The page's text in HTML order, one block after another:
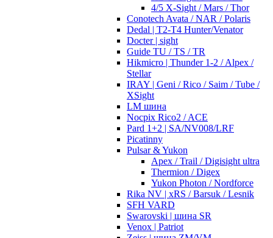
4/5 X-Sight / Mars / Thor
Conotech Avata / NAR / Polaris
Dedal | T2-T4 Hunter/Venator
Docter | sight
Guide TU / TS / TR
Hikmicro | Thunder 1-2 / Alpex /
Stellar
IRAY | Geni / Rico / Saim / Tube /
XSight
LM шина
Nocpix Rico2 / ACE
Pard 1+2 | SA/NV008/LRF
Picatinny
Pulsar & Yukon
Apex / Trail / Digisight ultra
Thermion / Digex
Yukon Photon / Nordforce
Rika NV | xRS / Barsuk / Lesnik
SFH VARD
Swarovski | шина SR
Venox | Patriot